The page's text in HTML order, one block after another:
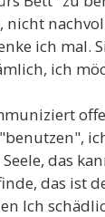
nicht
ich mal.
ich
das
das ist
Ich